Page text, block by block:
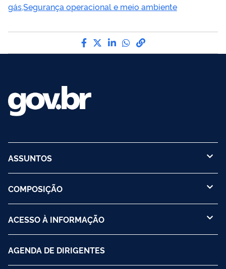
gás,Segurança operacional e meio ambiente
Compartilhe por Facebook
Compartilhe por Twitter
Compartilhe por
Compartilhe por
link para Copiar
ASSUNTOS
COMPOSIÇÃO
ACESSO À INFORMAÇÃO
AGENDA DE DIRIGENTES